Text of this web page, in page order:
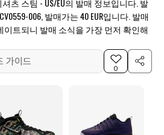
츠 스팀 - US/EU의 발매 정보입니다. 발
006, 발매가는 40 EUR입니다. 발매
트되니 발매 소식을 가장 먼저 확인해
가이드
0